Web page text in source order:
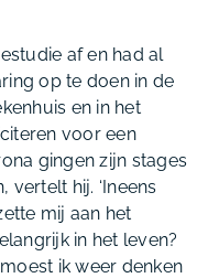
af en had al
op te doen in de
en in het
voor een
gingen zijn stages
vertelt hij. ‘Ineens
mij aan het
in het leven?
ik weer denken